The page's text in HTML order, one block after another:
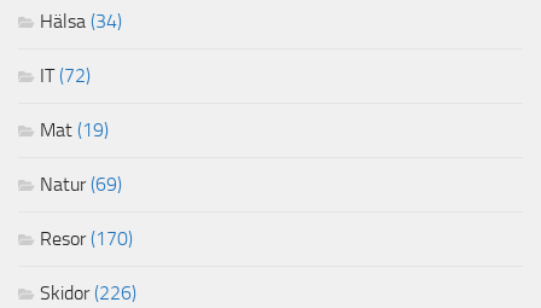
Hälsa (34)
IT(72)
Mat (19)
Natur(69)
Resor(170)
Skidor(226)